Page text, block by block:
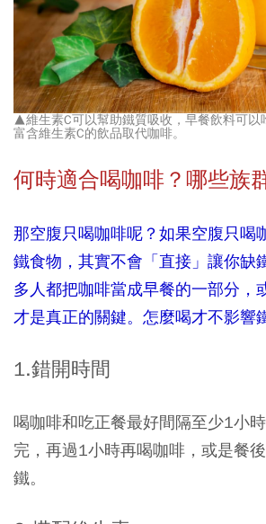
▲維生素C可以幫助鐵質吸收，早餐飲料可以
富含維生素C的飲品取代咖啡。
何時適合喝咖啡？哪些族
那空腹只喝咖啡呢？如果空腹只喝
鐵食物，其實不會「直接」讓你缺
多人都把咖啡當成早餐的一部分，
才是真正的關鍵。怎麼喝才不影響
1.錯開時間
喝咖啡和吃正餐最好間隔至少1小
完，再過1小時再喝咖啡，或是餐
鐵。